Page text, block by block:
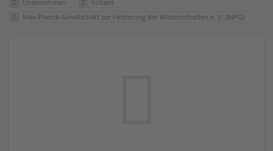
Unternehmen
Vollzeit
Max-Planck-Gesell­schaft zur Förderung der Wissenschaften e. V. (MPG)